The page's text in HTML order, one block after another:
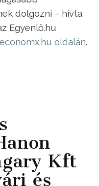
dolgozni – hívta
Egyenlő.hu
economx.hu oldalán.
Kft
és